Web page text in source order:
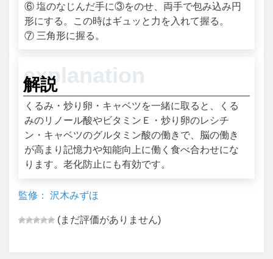
⑥ 塩のなじんだ手に③をのせ、両手で包み込み円
形にする。この時はギュッと力を入れて握る。
⑦ 三角形に握る。
解説
くるみ・炒り卵・キャベツを一緒に取ると、くる
みのリノール酸やビタミンＥ・炒り卵のレシチ
ン・キャベツのグルタミン酸の働きで、脳の働き
が高まり記憶力や知能向上に働く食べ合わせにな
ります。老化防止にも有効です。
監修： 沢木みずほ
(まだ評価がありません)